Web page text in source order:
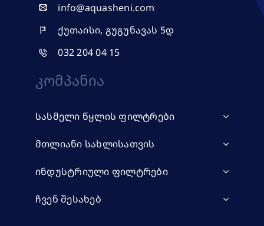
info@aquasheni.com
ქუთაისი, გუგუნავას 5დ
032 204 04 15
Კომპანია
სასმელი წყლის ფილტრები
მთლიანი სახლისათვის
ინდუსტრიული ფილტრები
ჩვენ შესახებ